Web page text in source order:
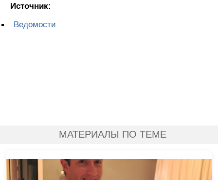
Источник:
Ведомости
МАТЕРИАЛЫ ПО ТЕМЕ